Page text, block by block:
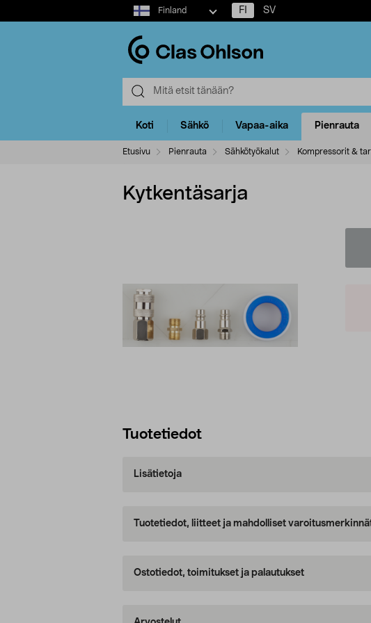
Select
market
Finland FI SV
Koti Sähkö Vapaa-aika Pienrauta
Etusivu Pienrauta Sähkötyökalut Kompressorit &
Kytkentäsarja
Tuotetiedot
Lisätietoja
Tuotetiedot, liitteet ja mahdolliset
Ostotiedot, toimitukset ja palautukset